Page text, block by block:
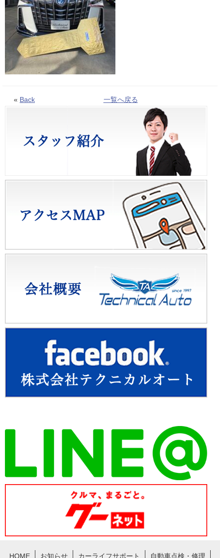
« Back 一覧へ戻る
HOME お知らせ カーライフサポート 自動車点検・修理